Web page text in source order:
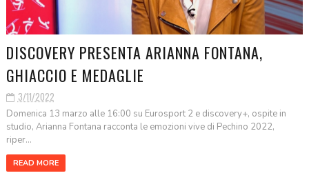
DISCOVERY PRESENTA ARIANNA FONTANA,
GHIACCIO E MEDAGLIE
3/11/2022
Domenica 13 marzo alle 16:00 su Eurosport 2 e discovery+, ospite in
studio, Arianna Fontana racconta le emozioni vive di Pechino 2022,
riper...
READ MORE